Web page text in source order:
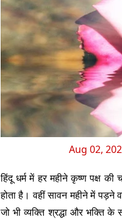
Aug 02,
हिंदू धर्म में हर महीने कृष्ण पक्ष
होता है। वहीं सावन महीने में पड़ने
जो भी व्यक्ति श्रद्धा और भक्ति